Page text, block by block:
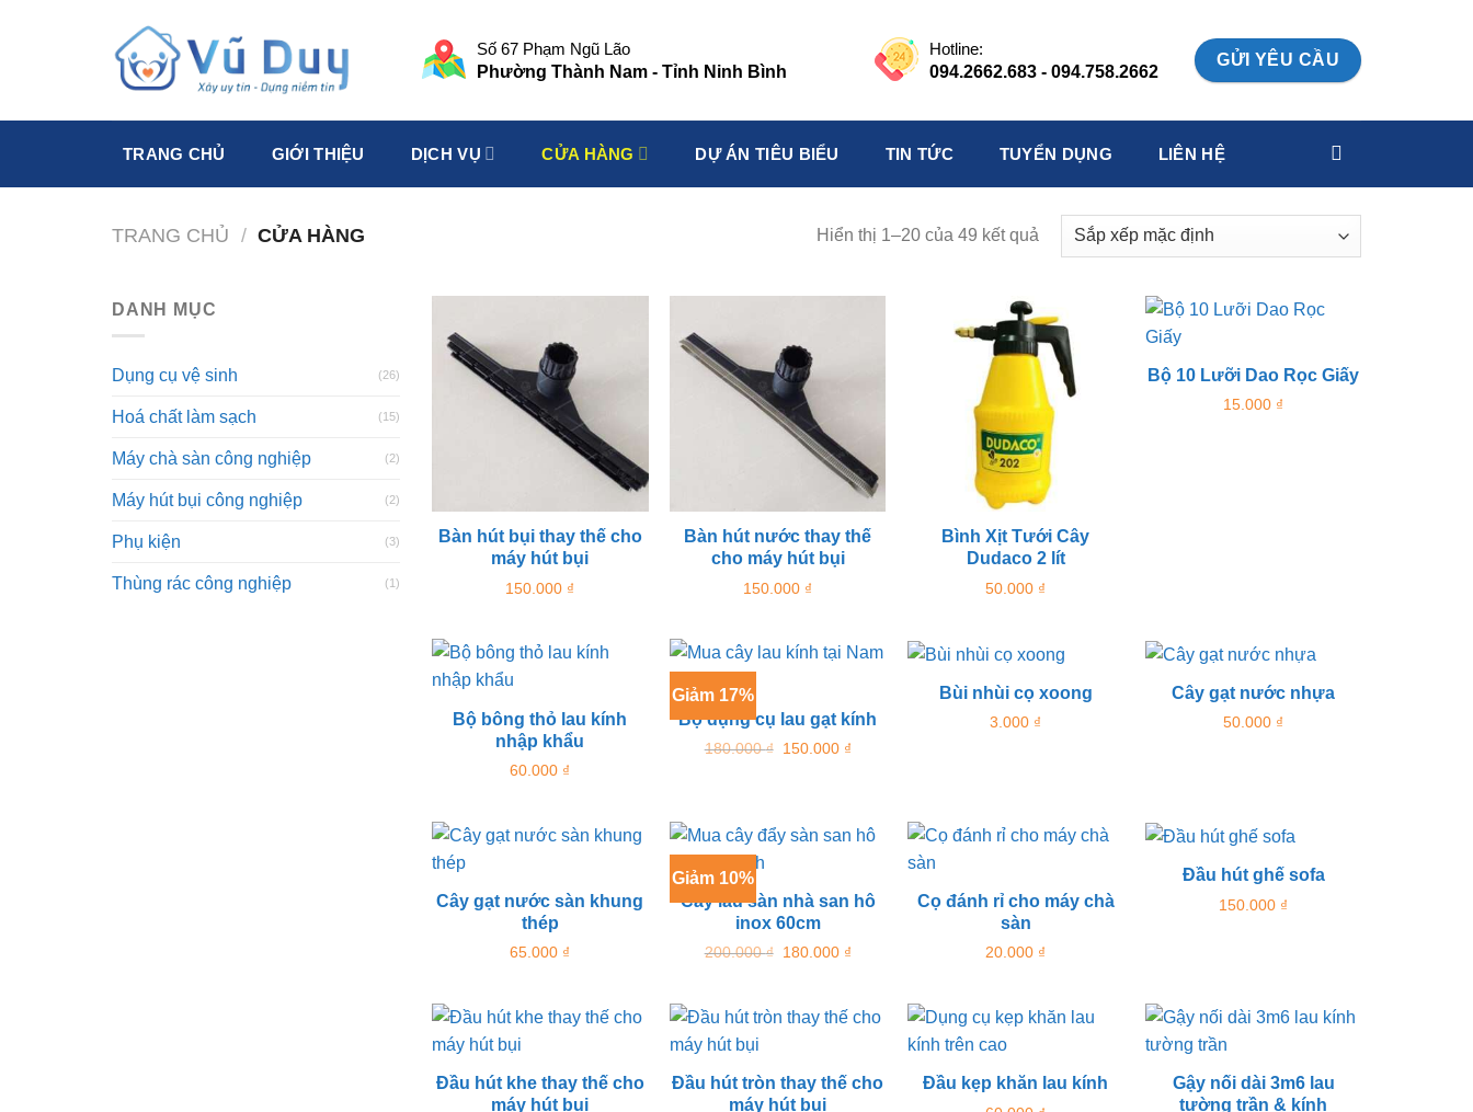
Số 67 Phạm Ngũ Lão
Phường Thành Nam - Tỉnh Ninh Bình
Hotline:
094.2662.683 - 094.758.2662
GỬI YÊU CẦU
TRANG CHỦ GIỚI THIỆU DỊCH VỤ CỬA HÀNG DỰ ÁN TIÊU BIỂU TIN TỨC TUYỂN DỤNG LIÊN HỆ
TRANG CHỦ / CỬA HÀNG Hiển thị 1–20 của 49 kết quả
DANH MỤC
Dụng cụ vệ sinh (26)
Hoá chất làm sạch (15)
Máy chà sàn công nghiệp (2)
Máy hút bụi công nghiệp (2)
Phụ kiện (3)
Thùng rác công nghiệp (1)
Bàn hút bụi thay thế cho
máy hút bụi
150.000 ₫
Bàn hút nước thay thế
cho máy hút bụi
150.000 ₫
Bình Xịt Tưới Cây
Dudaco 2 lít
50.000 ₫
Bộ 10 Lưỡi Dao Rọc Giấy
15.000 ₫
Bộ bông thỏ lau kính
nhập khẩu
60.000 ₫
Giảm 17%
Bộ dụng cụ lau gạt kính
180.000₫ Giá
150.000 ₫Giá
Bùi nhùi cọ xoong
3.000 ₫
Cây gạt nước nhựa
50.000 ₫
Cây gạt nước sàn khung
thép
65.000 ₫
Giảm 10%
Cây lau sàn nhà san hô
inox 60cm
200.000₫ Giá
180.000 ₫Giá
180.000 ₫.
Cọ đánh rỉ cho máy chà
sàn
20.000 ₫
Đầu hút ghế sofa
150.000 ₫
Đầu hút khe thay thế cho
máy hút bụi
Đầu hút tròn thay thế cho
máy hút bụi
Đầu kẹp khăn lau kính
Gậy nối dài 3m6 lau
tường trần & kính